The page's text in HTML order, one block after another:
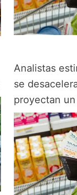
Analistas
se
proyectan un